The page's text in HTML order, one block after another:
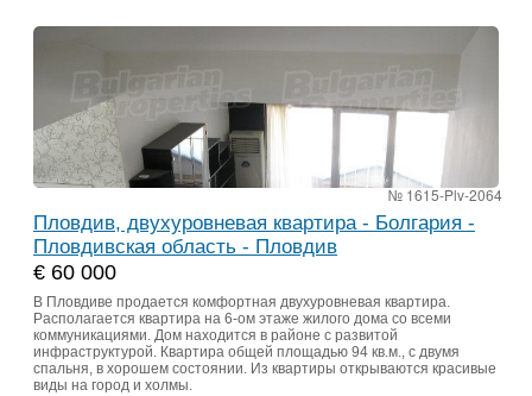
№ 1615-Plv-2064
Пловдив, двухуровневая квартира - Болгария -
Пловдивская область - Пловдив
€ 60 000
В Пловдиве продается комфортная двухуровневая квартира.
Располагается квартира на 6-ом этаже жилого дома со всеми
коммуникациями. Дом находится в районе с развитой
инфраструктурой. Квартира общей площадью 94 кв.м., с двумя
спальня, в хорошем состоянии. Из квартиры открываются красивые
виды на город и холмы.